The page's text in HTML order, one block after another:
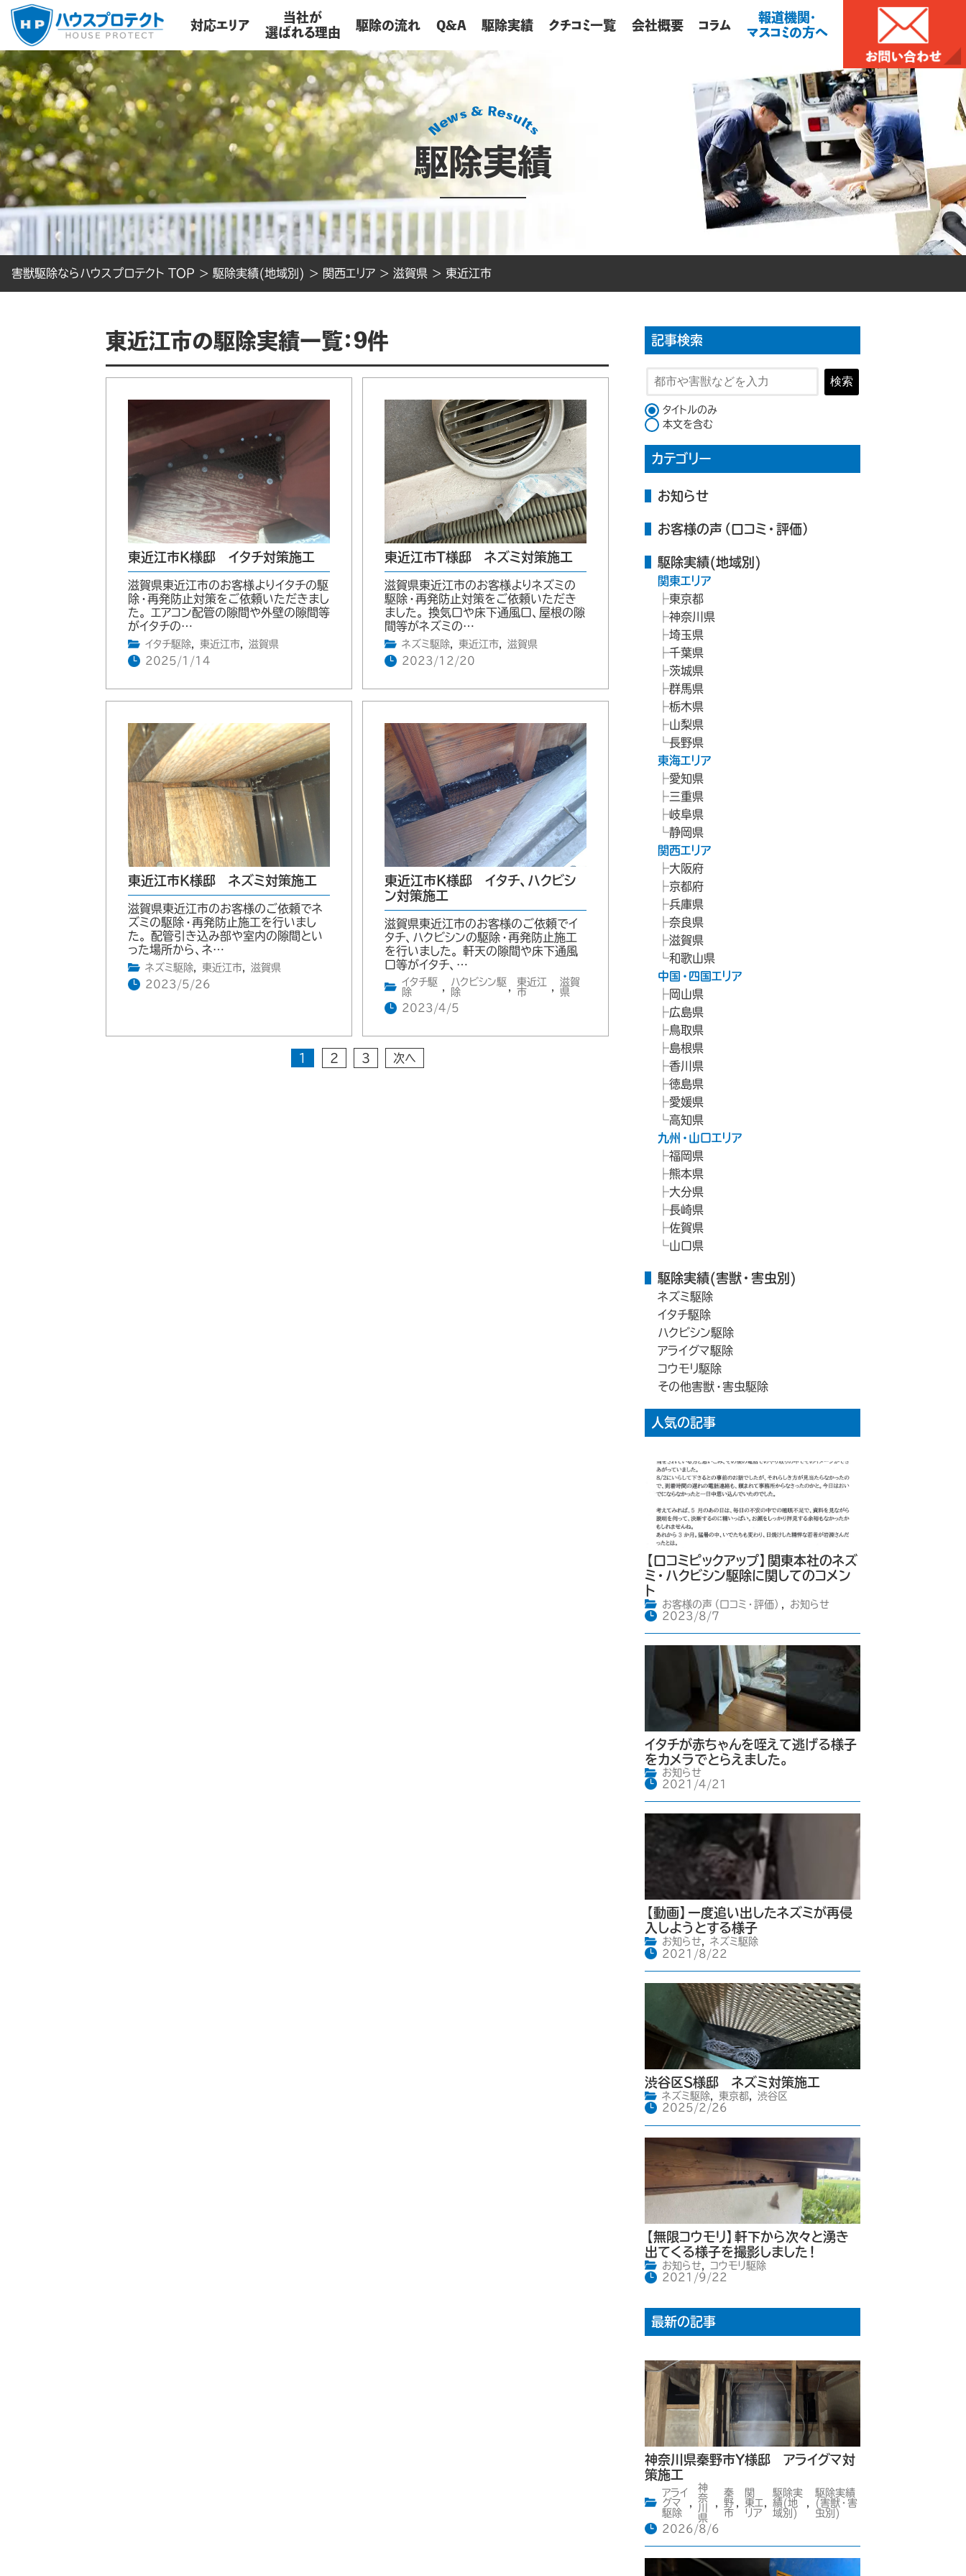
対応エリア
当社が
選ばれる理由
駆除の流れ Q&A 駆除実績 クチコミ一覧 会社概要 コラム
報道機関・
マスコミの方へ
駆除実績
害獣駆除ならハウスプロテクト TOP > 駆除実績(地域別) > 関西エリア > 滋賀県 > 東近江市
東近江市の駆除実績一覧：9件
東近江市K様邸 イタチ対策施工
滋賀県東近江市のお客様よりイタチの駆
除・再発防止対策をご依頼いただきまし
た。 エアコン配管の隙間や外壁の隙間等
がイタチの…
イタチ駆除, 東近江市,
滋賀県
2025/1/14
東近江市T様邸 ネズミ対策施工
滋賀県東近江市のお客様よりネズミの
駆除・再発防止対策をご依頼いただき
ました。 換気口や床下通風口、屋根の隙
間等がネズミの…
ネズミ駆除, 東近江市,
滋賀県
2023/12/20
東近江市K様邸 ネズミ対策施工
滋賀県東近江市のお客様のご依頼でネ
ズミの駆除・再発防止施工を行いまし
た。 配管引き込み部や室内の隙間とい
った場所から、ネ…
ネズミ駆除, 東近江市,
滋賀県
2023/5/26
東近江市K様邸 イタチ、ハクビシ
ン対策施工
滋賀県東近江市のお客様のご依頼でイ
タチ、ハクビシンの駆除・再発防止施工
を行いました。 軒天の隙間や床下通風
口等がイタチ、…
イタチ駆
除
ハクビシン駆
除
東近江
市
滋賀
県
2023/4/5
1 2 3 次へ
記事検索
検索
検索対象
タイトルのみ
本文を含む
カテゴリー
お知らせ
お客様の声（口コミ・評価）
駆除実績(地域別)
関東エリア
東京都
神奈川県
埼玉県
千葉県
茨城県
群馬県
栃木県
山梨県
長野県
東海エリア
愛知県
三重県
岐阜県
静岡県
関西エリア
大阪府
京都府
兵庫県
奈良県
滋賀県
和歌山県
中国・四国エリア
岡山県
広島県
鳥取県
島根県
香川県
徳島県
愛媛県
高知県
九州・山口エリア
福岡県
熊本県
大分県
長崎県
佐賀県
山口県
駆除実績(害獣・害虫別)
ネズミ駆除
イタチ駆除
ハクビシン駆除
アライグマ駆除
コウモリ駆除
その他害獣・害虫駆除
人気の記事
【口コミピックアップ】関東本社のネズ
ミ・ハクビシン駆除に関してのコメン
ト
お客様の声（口コミ・評価）
お知らせ
2023/8/7
イタチが赤ちゃんを咥えて逃げる様子
をカメラでとらえました。
お知らせ
2021/4/21
【動画】一度追い出したネズミが再侵
入しようとする様子
お知らせ,
ネズミ駆除
2021/8/22
渋谷区S様邸 ネズミ対策施工
ネズミ駆除, 東京都,
渋谷区
2025/2/26
【無限コウモリ】軒下から次々と湧き
出てくる様子を撮影しました！
お知らせ,
コウモリ駆除
2021/9/22
最新の記事
神奈川県秦野市Y様邸 アライグマ対
策施工
アライ
グマ
駆除
神
奈
川
県
秦
野
市
関
東エ
リア
駆除実
績(地
域別)
駆除実績
(害獣・害
虫別)
2026/8/6